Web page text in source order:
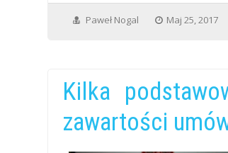
Paweł Nogal Maj 25, 2017
Kilka
zawartości